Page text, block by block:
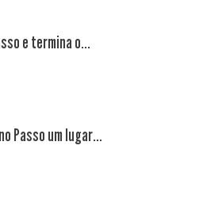
e termina o...
Passo um lugar...